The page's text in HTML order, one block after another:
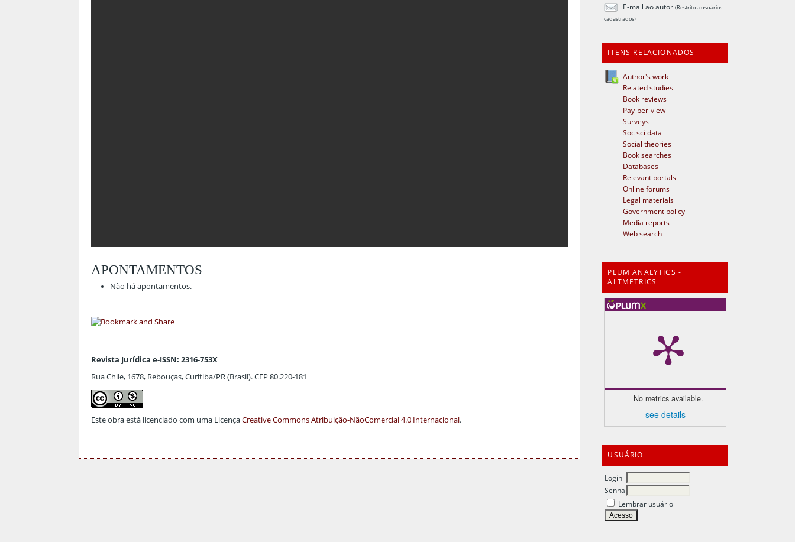
E-mail ao autor(Restrito a usuários
cadastrados)
ITENS RELACIONADOS
Author's work
Related studies
Book reviews
Pay-per-view
Surveys
Soc sci data
Social theories
Book searches
Databases
Relevant portals
Online forums
Legal materials
Government policy
Media reports
Web search
PLUM ANALYTICS -
ALTMETRICS
No metrics available.
see details
USUÁRIO
Login
Senha
Lembrar usuário
APONTAMENTOS
Não há apontamentos.
Revista Jurídica e-ISSN: 2316-753X
Rua Chile, 1678, Rebouças, Curitiba/PR (Brasil). CEP 80.220-181
Este obra está licenciado com uma LicençaCreative Commons Atribuição-NãoComercial 4.0 Internacional.